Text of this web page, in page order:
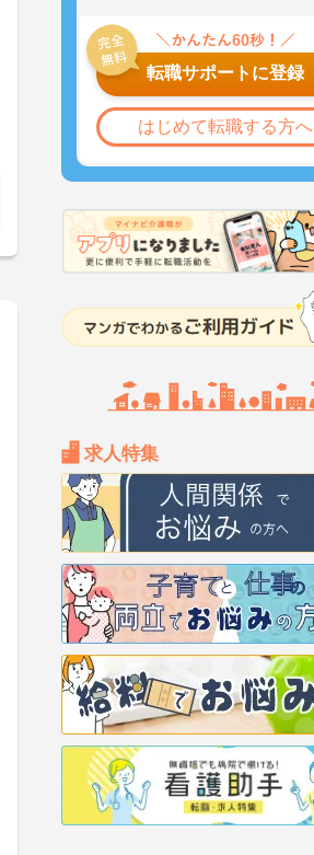
転職サポートに登録
はじめて転職する方へ
求人特集